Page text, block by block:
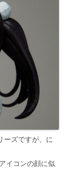
ーズですが、に
イコンの顔に似